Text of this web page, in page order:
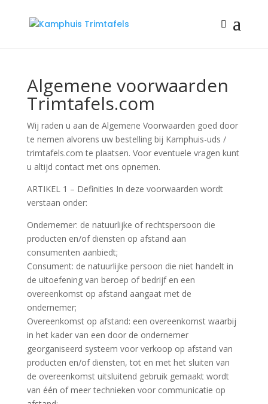
Algemene voorwaarden
Trimtafels.com
Wij raden u aan de Algemene Voorwaarden goed door
te nemen alvorens uw bestelling bij Kamphuis-uds /
trimtafels.com te plaatsen. Voor eventuele vragen kunt
u altijd contact met ons opnemen.
ARTIKEL 1 – Definities In deze voorwaarden wordt
verstaan onder:
Ondernemer: de natuurlijke of rechtspersoon die
producten en/of diensten op afstand aan
consumenten aanbiedt;
Consument: de natuurlijke persoon die niet handelt in
de uitoefening van beroep of bedrijf en een
overeenkomst op afstand aangaat met de
ondernemer;
Overeenkomst op afstand: een overeenkomst waarbij
in het kader van een door de ondernemer
georganiseerd systeem voor verkoop op afstand van
producten en/of diensten, tot en met het sluiten van
de overeenkomst uitsluitend gebruik gemaakt wordt
van één of meer technieken voor communicatie op